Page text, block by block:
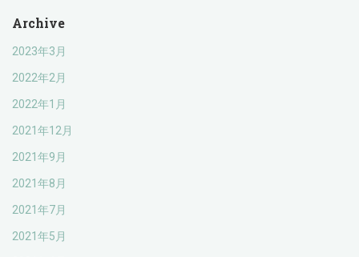
Archive
2023年3月
2022年2月
2022年1月
2021年12月
2021年9月
2021年8月
2021年7月
2021年5月